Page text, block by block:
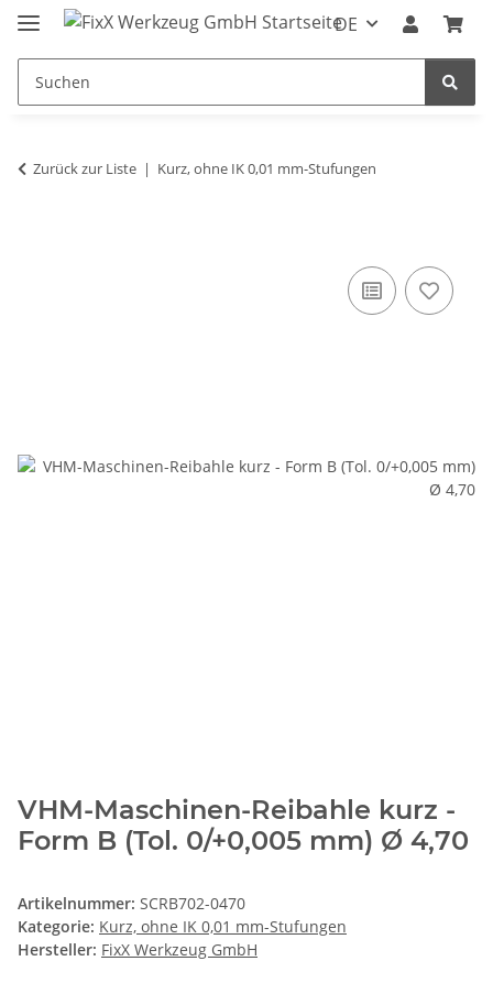
DE
Zurück zur Liste Kurz, ohne IK 0,01 mm-Stufungen
VHM-Maschinen-Reibahle kurz -
Form B (Tol. 0/+0,005 mm) Ø 4,70
Artikelnummer: SCRB702-0470
Kategorie: Kurz, ohne IK 0,01 mm-Stufungen
Hersteller: FixX Werkzeug GmbH